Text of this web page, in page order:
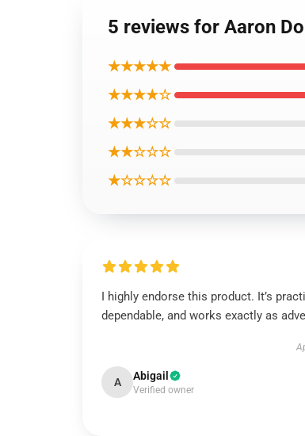
5 reviews for Aaron
★★★★★
★★★★☆
★★★☆☆
★★☆☆☆
★☆☆☆☆
I highly endorse this product. It’s
dependable, and works exactly as
A Abigail
Verified owner